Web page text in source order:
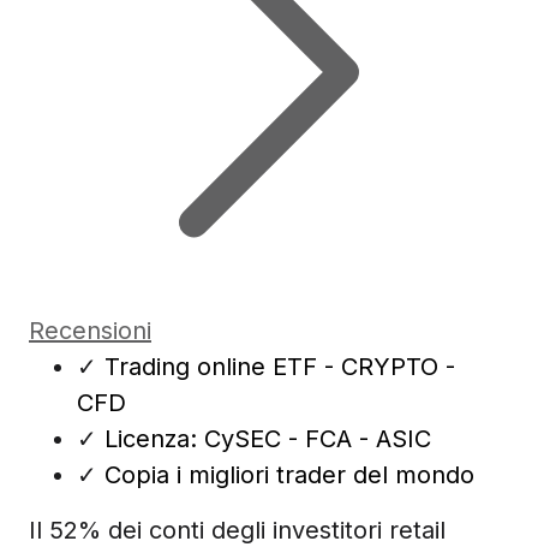
Recensioni
✓ Trading online ETF - CRYPTO -
CFD
✓ Licenza: CySEC - FCA - ASIC
✓ Copia i migliori trader del mondo
Il 52% dei conti degli investitori retail